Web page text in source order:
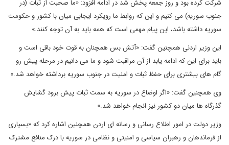
شرکت کرده بود و روز جمعه پخش شد در ادامه افزود: «ما صحبت از ثبات (در
جنوب سوریه) می کنیم و این که روابط ما رویکرد ایجابی میان با کشور و حکومت
سوریه داشته باشد، این پیام مهمی است که همه باید به آن توجه کنند.»
این وزیر اردنی همچنین گفت: «آتش بس همچنان به قوت خود باقی است و
باید برای این که ادامه یابد از آن مراقبت شود و ما می دانیم در مرحله پیش رو
گام های بیشتری برای حفظ ثبات و امنیت در جنوب سوریه برداشته خواهد شد.»
وی همچنین گفت: «اگر اوضاع در سوریه به سمت ثبات پیش برود گشایش
گذرگاه ها میان دو کشور نیز انجام خواهد شد.»
وزیر دولت در امور اطلاع رسانی و رسانه ای اردن همچنین اشاره کرد که «بسیاری
از فرماندهان و رهبران سیاسی و امنیتی و نظامی در سوریه با درک منافع مشترک